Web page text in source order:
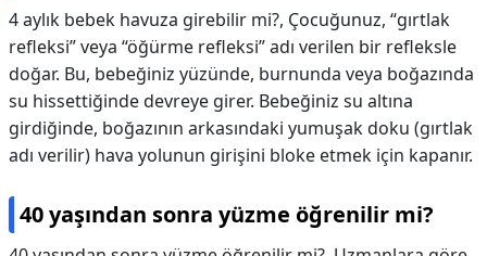
4 aylık bebek havuza girebilir mi?, Çocuğunuz, “gırtlak
refleksi” veya “öğürme refleksi” adı verilen bir refleksle
doğar. Bu, bebeğiniz yüzünde, burnunda veya boğazında
su hissettiğinde devreye girer. Bebeğiniz su altına
girdiğinde, boğazının arkasındaki yumuşak doku (gırtlak
adı verilir) hava yolunun girişini bloke etmek için kapanır.
40 yaşından sonra yüzme öğrenilir mi?